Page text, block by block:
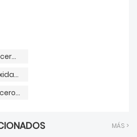
taza de café de acero inoxidable
vaso de acero inoxidable
taza de viaje de acero inoxidable
MÁS >